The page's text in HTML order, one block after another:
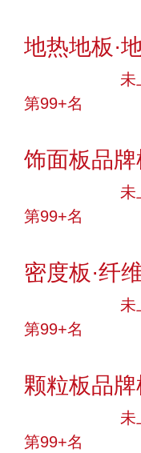
地热地板·
未
第99+名
饰面板品牌
未
第99+名
密度板·纤
未
第99+名
颗粒板品牌
未
第99+名